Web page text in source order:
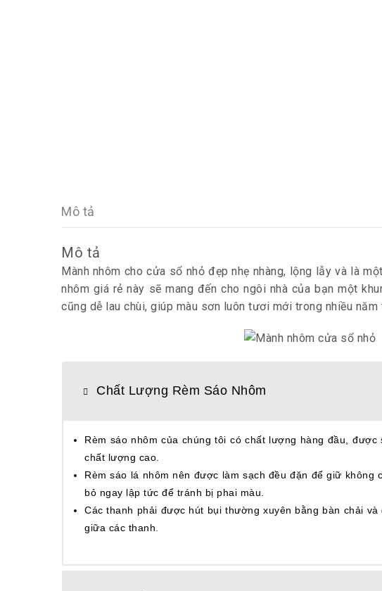
Mô tả
Mô tả
Mành nhôm cho cửa sổ nhỏ đẹp nhẹ nhàng, lộng lẫy và là
nhôm giá rẻ này sẽ mang đến cho ngôi nhà của bạn một
cũng dễ lau chùi, giúp màu sơn luôn tươi mới trong nhiều năm
Chất Lượng Rèm Sáo Nhôm
Rèm sáo nhôm của chúng tôi có chất lượng hàng đầu,
chất lượng cao.
Rèm sáo lá nhôm nên được làm sạch đều đặn để giữ
bỏ ngay lập tức để tránh bị phai màu.
Các thanh phải được hút bụi thường xuyên bằng bàn chải
giữa các thanh.